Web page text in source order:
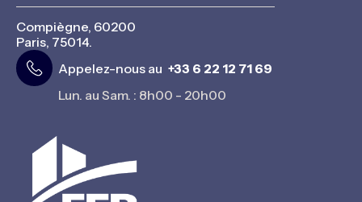
Compiègne, 60200
Paris, 75014.
Appelez-nous au +33 6 22 12 71 69
Lun. au Sam. : 8h00 - 20h00